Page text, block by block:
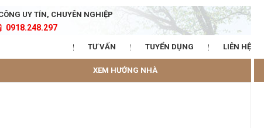
UY TÍN, CHUYÊN NGHIỆP
0918.248.297
TƯ VẤN TUYỂN DỤNG LIÊN HỆ
XEM HƯỚNG NHÀ